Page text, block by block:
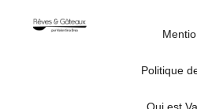
Politique
Qui est